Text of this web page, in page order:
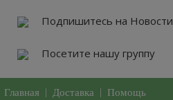
Подпишитесь на Новости
Посетите нашу группу
Главная Доставка Помощь